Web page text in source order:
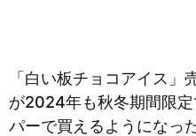
「白い板チョコアイス」
が2024年も秋冬期間限
パーで買えるようになっ